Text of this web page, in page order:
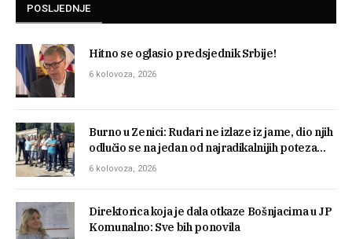
POSLJEDNJE
Hitno se oglasio predsjednik Srbije!
6 kolovoza, 2026
Burno u Zenici: Rudari ne izlaze iz jame, dio njih
odlučio se na jedan od najradikalnijih poteza…
6 kolovoza, 2026
Direktorica koja je dala otkaze Bošnjacima u JP
Komunalno: Sve bih ponovila